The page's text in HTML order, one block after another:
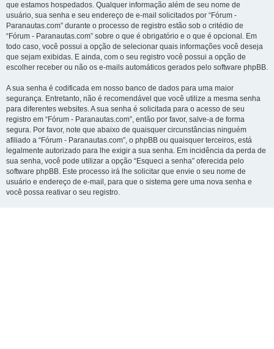
que estamos hospedados. Qualquer informação além de seu nome de
usuário, sua senha e seu endereço de e-mail solicitados por “Fórum -
Paranautas.com” durante o processo de registro estão sob o critédio de
“Fórum - Paranautas.com” sobre o que é obrigatório e o que é opcional. Em
todo caso, você possui a opção de selecionar quais informações você deseja
que sejam exibidas. E ainda, com o seu registro você possui a opção de
escolher receber ou não os e-mails automáticos gerados pelo software phpBB.
A sua senha é codificada em nosso banco de dados para uma maior
segurança. Entretanto, não é recomendável que você utilize a mesma senha
para diferentes websites. A sua senha é solicitada para o acesso de seu
registro em “Fórum - Paranautas.com”, então por favor, salve-a de forma
segura. Por favor, note que abaixo de quaisquer circunstâncias ninguém
afiliado a “Fórum - Paranautas.com”, o phpBB ou quaisquer terceiros, está
legalmente autorizado para lhe exigir a sua senha. Em incidência da perda de
sua senha, você pode utilizar a opção “Esqueci a senha” oferecida pelo
software phpBB. Este processo irá lhe solicitar que envie o seu nome de
usuário e endereço de e-mail, para que o sistema gere uma nova senha e
você possa reativar o seu registro.